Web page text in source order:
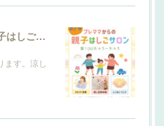
８月４日プレママからの親子はしごサロン
ます。涼し